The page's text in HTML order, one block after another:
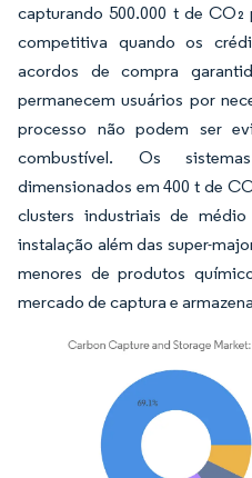
capturando 500.000 t de
competitiva quando os
acordos de compra
permanecem usuários por
processo não podem ser
combustível. Os
dimensionados em 400 t de
clusters industriais de
instalação além das super-
menores de produtos
mercado de captura e